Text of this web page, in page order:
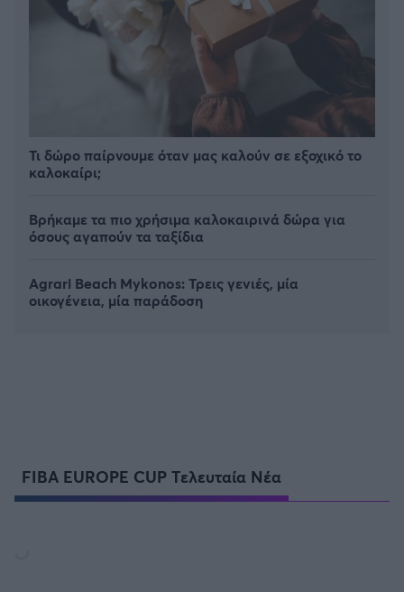
Τι δώρο παίρνουμε όταν μας καλούν σε εξοχικό το
καλοκαίρι;
Βρήκαμε τα πιο χρήσιμα καλοκαιρινά δώρα για
όσους αγαπούν τα ταξίδια
Agrari Beach Mykonos: Τρεις γενιές, μία
οικογένεια, μία παράδοση
FIBA EUROPE CUP Τελευταία Νέα